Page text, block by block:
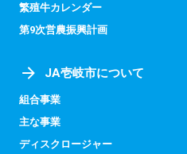
繁殖牛カレンダー
第9次営農振興計画
JA壱岐市について
組合事業
主な事業
ディスクロージャー